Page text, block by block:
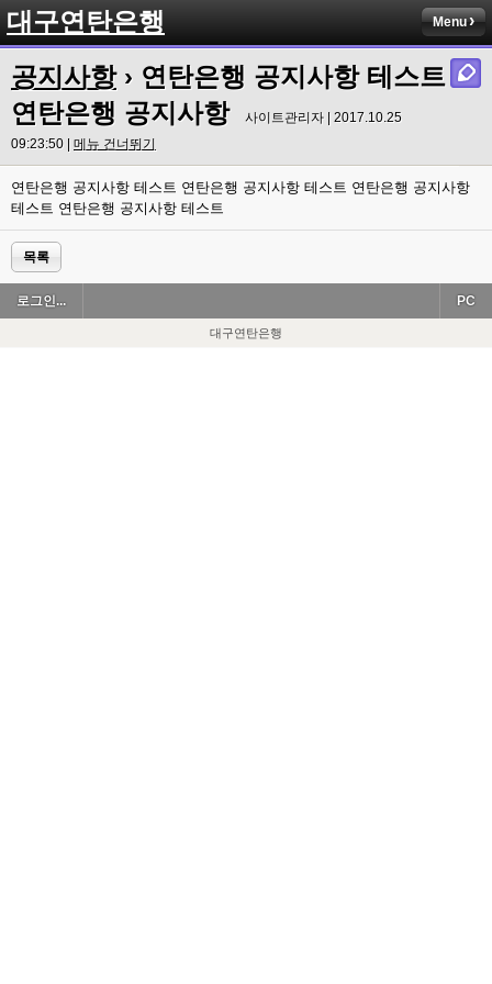
대구연탄은행 Menu
공지사항› 연탄은행 공지사항 테스트
연탄은행 공지사항
사이트관리자 | 2017.10.25
09:23:50 | 메뉴 건너뛰기
연탄은행 공지사항 테스트 연탄은행 공지사항 테스트 연탄은행 공지사항
테스트 연탄은행 공지사항 테스트
목록
로그인... PC
대구연탄은행